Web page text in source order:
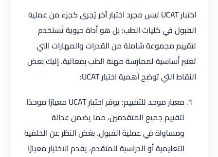
اختبار UCAT ليس مجرد اختبار آخر يُجرى كجزء من عملية
القبول في كليات الطب؛ بل هو أداة حيوية تُستخدم
لتقييم مجموعة شاملة من القدرات والمهارات التي
تعتبر أساسية لممارسة مهنة الطب بفعالية. إليك بعض
النقاط التي توضح أهمية اختبار UCAT:
معيار موحد للتقييم: يوفر اختبار UCAT معيارًا موحدًا
لتقييم جميع المتقدمين، مما يضمن عدالة
ومساواة في عملية القبول. بغض النظر عن الخلفية
التعليمية أو الدراسية للمتقدم، يقدم الاختبار معيارًا